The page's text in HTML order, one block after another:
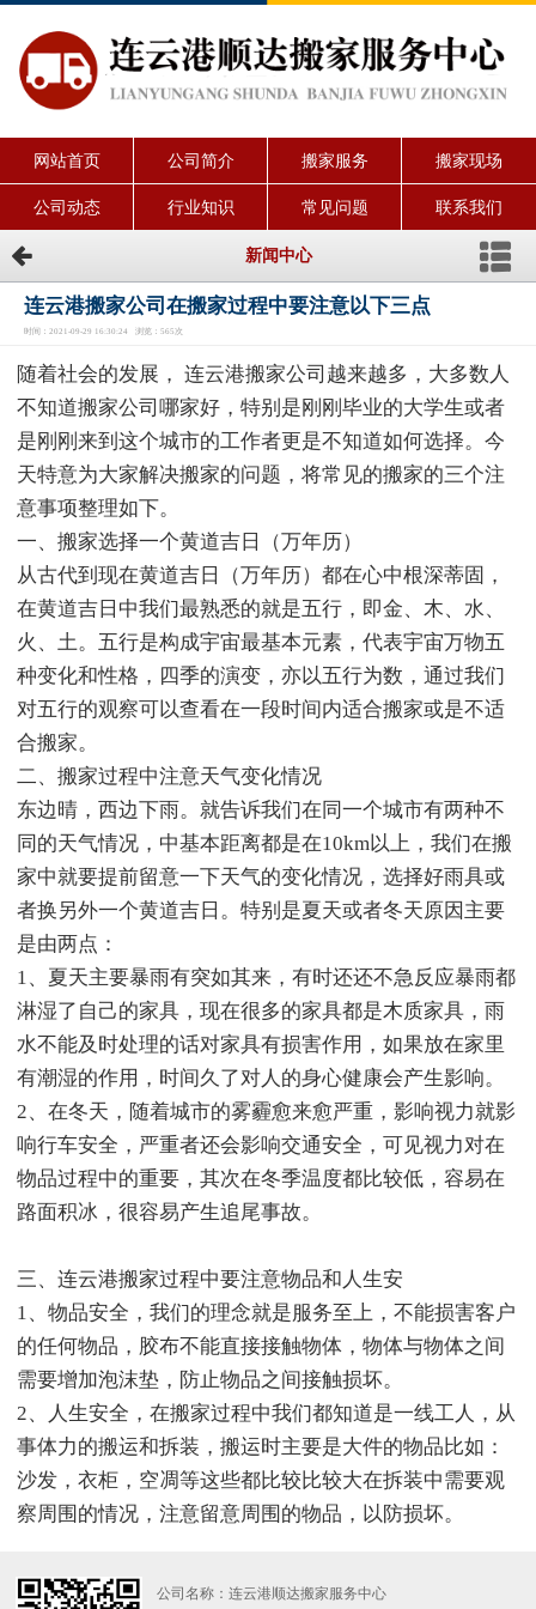
网站首页 公司简介 搬家服务 搬家现场
公司动态 行业知识 常见问题 联系我们
新闻中心
连云港搬家公司在搬家过程中要注意以下三点
时间：2021-09-29 16:30:24 浏览：565次
随着社会的发展， 连云港搬家公司越来越多，大多数人
不知道搬家公司哪家好，特别是刚刚毕业的大学生或者
是刚刚来到这个城市的工作者更是不知道如何选择。今
天特意为大家解决搬家的问题，将常见的搬家的三个注
意事项整理如下。
一、搬家选择一个黄道吉日（万年历）
从古代到现在黄道吉日（万年历）都在心中根深蒂固，
在黄道吉日中我们最熟悉的就是五行，即金、木、水、
火、土。五行是构成宇宙最基本元素，代表宇宙万物五
种变化和性格，四季的演变，亦以五行为数，通过我们
对五行的观察可以查看在一段时间内适合搬家或是不适
合搬家。
二、搬家过程中注意天气变化情况
东边晴，西边下雨。就告诉我们在同一个城市有两种不
同的天气情况，中基本距离都是在10km以上，我们在搬
家中就要提前留意一下天气的变化情况，选择好雨具或
者换另外一个黄道吉日。特别是夏天或者冬天原因主要
是由两点：
1、夏天主要暴雨有突如其来，有时还还不急反应暴雨都
淋湿了自己的家具，现在很多的家具都是木质家具，雨
水不能及时处理的话对家具有损害作用，如果放在家里
有潮湿的作用，时间久了对人的身心健康会产生影响。
2、在冬天，随着城市的雾霾愈来愈严重，影响视力就影
响行车安全，严重者还会影响交通安全，可见视力对在
物品过程中的重要，其次在冬季温度都比较低，容易在
路面积冰，很容易产生追尾事故。
三、连云港搬家过程中要注意物品和人生安
1、物品安全，我们的理念就是服务至上，不能损害客户
的任何物品，胶布不能直接接触物体，物体与物体之间
需要增加泡沫垫，防止物品之间接触损坏。
2、人生安全，在搬家过程中我们都知道是一线工人，从
事体力的搬运和拆装，搬运时主要是大件的物品比如：
沙发，衣柜，空凋等这些都比较比较大在拆装中需要观
察周围的情况，注意留意周围的物品，以防损坏。
公司名称：连云港顺达搬家服务中心